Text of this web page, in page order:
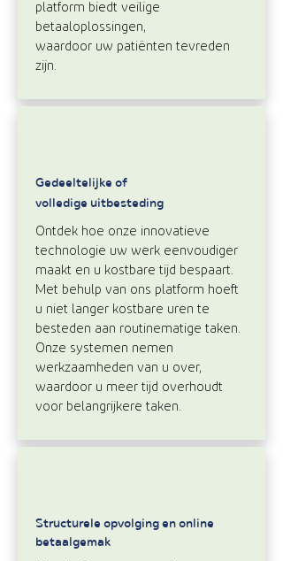
platform biedt veilige
betaaloplossingen,
waardoor uw patiënten tevreden
zijn.
Gedeeltelijke of
volledige uitbesteding
Ontdek hoe onze innovatieve
technologie uw werk eenvoudiger
maakt en u kostbare tijd bespaart.
Met behulp van ons platform hoeft
u niet langer kostbare uren te
besteden aan routinematige taken.
Onze systemen nemen
werkzaamheden van u over,
waardoor u meer tijd overhoudt
voor belangrijkere taken.
Structurele opvolging en online
betaalgemak